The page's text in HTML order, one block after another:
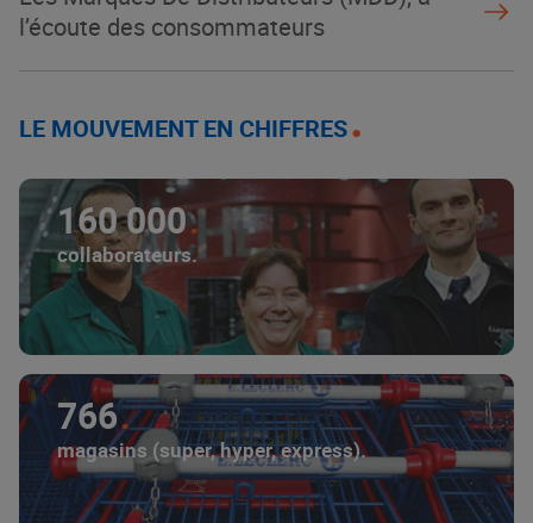
l’écoute des consommateurs
LE MOUVEMENT EN CHIFFRES
160 000
collaborateurs.
766
magasins (super, hyper, express).